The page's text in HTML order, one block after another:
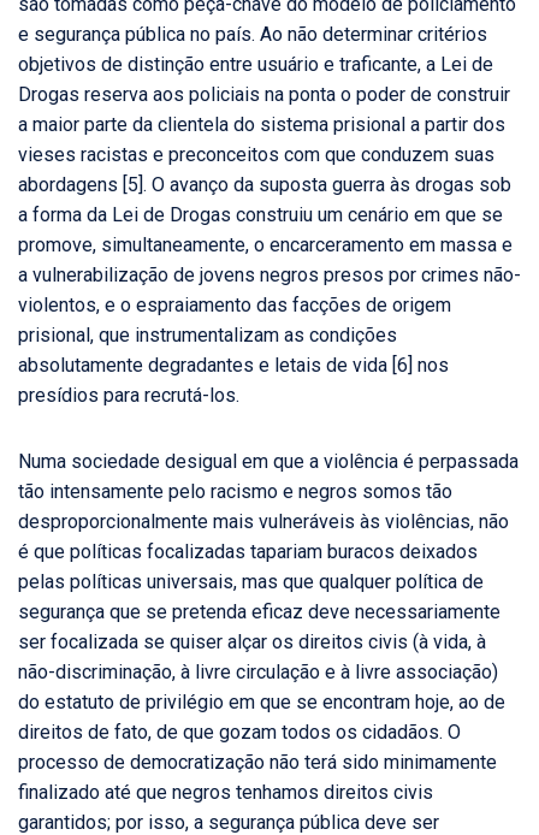
e segurança pública no país. Ao não determinar critérios
objetivos de distinção entre usuário e traficante, a Lei de
Drogas reserva aos policiais na ponta o poder de construir
a maior parte da clientela do sistema prisional a partir dos
vieses racistas e preconceitos com que conduzem suas
abordagens [5]. O avanço da suposta guerra às drogas sob
a forma da Lei de Drogas construiu um cenário em que se
promove, simultaneamente, o encarceramento em massa e
a vulnerabilização de jovens negros presos por crimes não-
violentos, e o espraiamento das facções de origem
prisional, que instrumentalizam as condições
absolutamente degradantes e letais de vida [6] nos
presídios para recrutá-los.
Numa sociedade desigual em que a violência é perpassada
tão intensamente pelo racismo e negros somos tão
desproporcionalmente mais vulneráveis às violências, não
é que políticas focalizadas tapariam buracos deixados
pelas políticas universais, mas que qualquer política de
segurança que se pretenda eficaz deve necessariamente
ser focalizada se quiser alçar os direitos civis (à vida, à
não-discriminação, à livre circulação e à livre associação)
do estatuto de privilégio em que se encontram hoje, ao de
direitos de fato, de que gozam todos os cidadãos. O
processo de democratização não terá sido minimamente
finalizado até que negros tenhamos direitos civis
garantidos; por isso, a segurança pública deve ser